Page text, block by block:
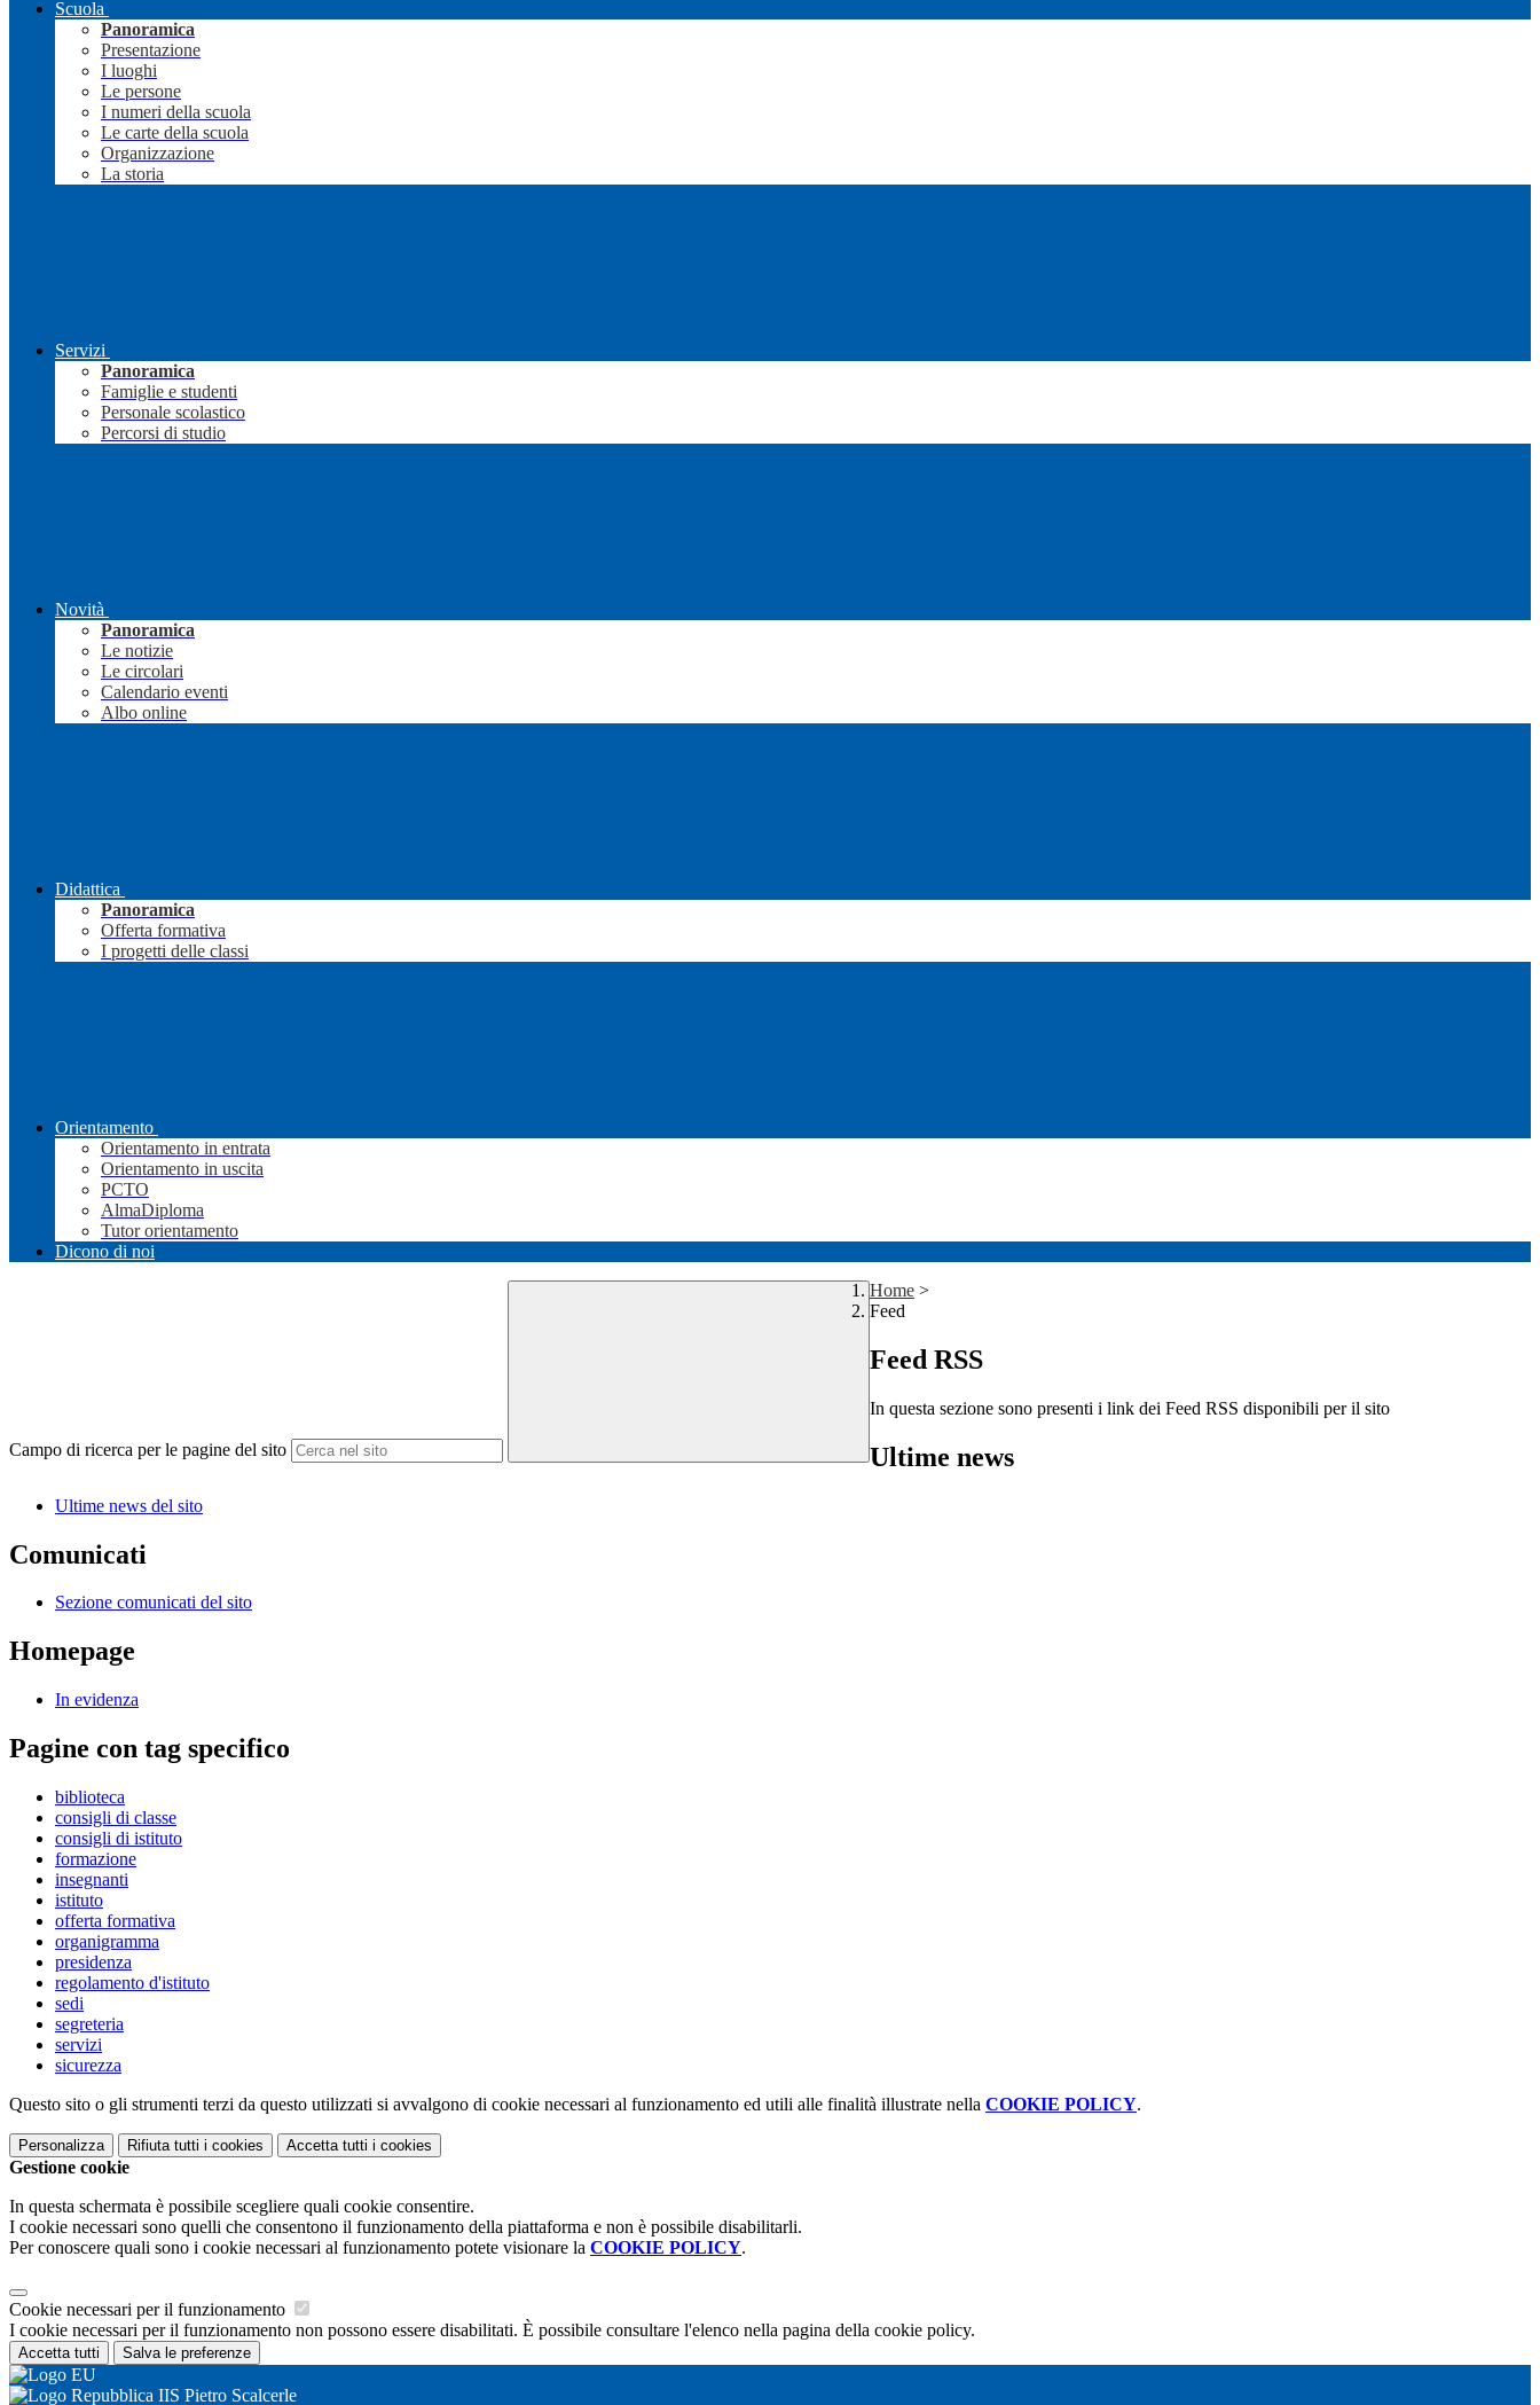
Scuola
Panoramica
Presentazione
I luoghi
Le persone
I numeri della scuola
Le carte della scuola
Organizzazione
La storia
Servizi
Panoramica
Famiglie e studenti
Personale scolastico
Percorsi di studio
Novità
Panoramica
Le notizie
Le circolari
Calendario eventi
Albo online
Didattica
Panoramica
Offerta formativa
I progetti delle classi
Orientamento
Orientamento in entrata
Orientamento in uscita
PCTO
AlmaDiploma
Tutor orientamento
Dicono di noi
Campo di ricerca per le pagine del sito
Home >
Feed
Feed RSS
In questa sezione sono presenti i link dei Feed RSS disponibili per il sito
Ultime news
Ultime news del sito
Comunicati
Sezione comunicati del sito
Homepage
In evidenza
Pagine con tag specifico
biblioteca
consigli di classe
consigli di istituto
formazione
insegnanti
istituto
offerta formativa
organigramma
presidenza
regolamento d'istituto
sedi
segreteria
servizi
sicurezza
Questo sito o gli strumenti terzi da questo utilizzati si avvalgono di cookie necessari al funzionamento ed utili alle finalità illustrate nella COOKIE POLICY.
Personalizza Rifiuta tutti i cookies Accetta tutti i cookies
Gestione cookie
In questa schermata è possibile scegliere quali cookie consentire.
I cookie necessari sono quelli che consentono il funzionamento della piattaforma e non è possibile disabilitarli.
Per conoscere quali sono i cookie necessari al funzionamento potete visionare la COOKIE POLICY.
Cookie necessari per il funzionamento
I cookie necessari per il funzionamento non possono essere disabilitati. È possibile consultare l'elenco nella pagina della cookie policy.
Accetta tutti Salva le preferenze
IIS Pietro Scalcerle